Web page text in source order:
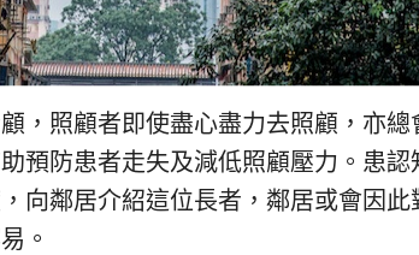
，照顧者即使盡心盡力去照顧，亦
預防患者走失及減低照顧壓力。患
向鄰居介紹這位長者，鄰居或會因
。